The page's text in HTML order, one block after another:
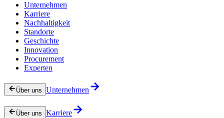
Unternehmen
Karriere
Nachhaltigkeit
Standorte
Geschichte
Innovation
Procurement
Experten
Über uns Unternehmen
Über uns Karriere